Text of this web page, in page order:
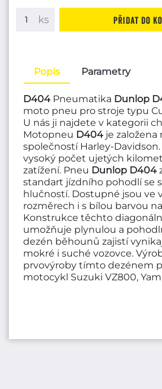
Přidat do
Popis Parametry
D404 Pneumatika Dunlop
moto pneu pro stroje typu
U nás ji najdete v kategorii
Motopneu D404 je založena
společností Harley-
vysoký počet ujetých
zatížení. Pneu Dunlop D404
standart jízdního pohodlí se
hlučností. Dostupné jsou ve
rozměrech i s bílou barvou
Konstrukce těchto
umožňuje plynulou a
dezén běhounů zajistí
mokré i suché vozovce.
prvovýroby tímto dezénem
motocykl Suzuki VZ800,